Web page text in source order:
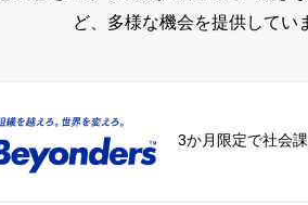
ど、多様な機会を提供してい
3か月限定で社会